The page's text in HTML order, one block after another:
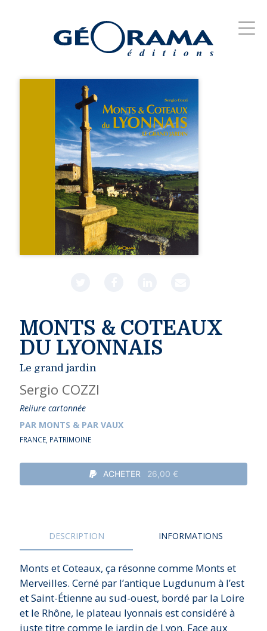
MONTS & COTEAUX
DU LYONNAIS
Le grand jardin
Sergio COZZI
Reliure cartonnée
PAR MONTS & PAR VAUX
FRANCE, PATRIMOINE
ACHETER 26,00 €
DESCRIPTION INFORMATIONS
Monts et Coteaux, ça résonne comme Monts et
Merveilles. Cerné par l’antique Lugdunum à l’est
et Saint-Étienne au sud-ouest, bordé par la Loire
et le Rhône, le plateau lyonnais est considéré à
juste titre comme le jardin de Lyon. Face aux